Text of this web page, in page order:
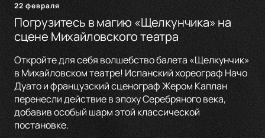
22 февраля
Погрузитесь в магию «Щелкунчика» на
сцене Михайловского театра
Откройте для себя волшебство балета «Щелкунчик»
в Михайловском театре! Испанский хореограф Начо
Дуато и французский сценограф Жером Каплан
перенесли действие в эпоху Серебряного века,
добавив особый шарм этой классической
постановке.